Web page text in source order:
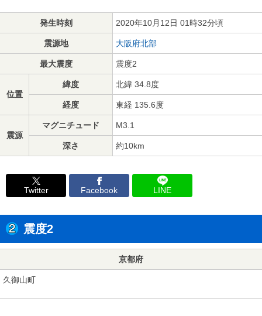
発生時刻 2020年10月12日 01時32分頃
震源地 大阪府北部
最大震度 震度2
位置
緯度 北緯 34.8度
経度 東経 135.6度
震源
マグニチュード M3.1
深さ 約10km
Twitter Facebook LINE
震度2
京都府
久御山町